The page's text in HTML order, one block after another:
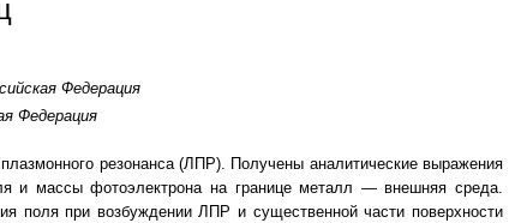
Федерация
Федерация
резонанса (ЛПР). Получены аналитические выражения
и массы фотоэлектрона на границе металл — внешняя среда.
поля при возбуждении ЛПР и существенной части поверхности